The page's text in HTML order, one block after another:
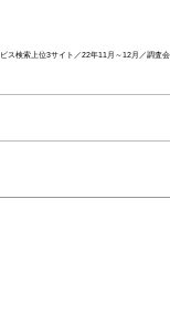
検索上位3サイト／22年11月～12月／調査会